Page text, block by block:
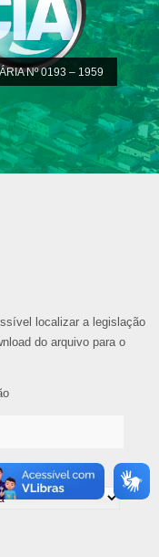
Nº 0193 – 1959
localizar a legislação
do arquivo para o